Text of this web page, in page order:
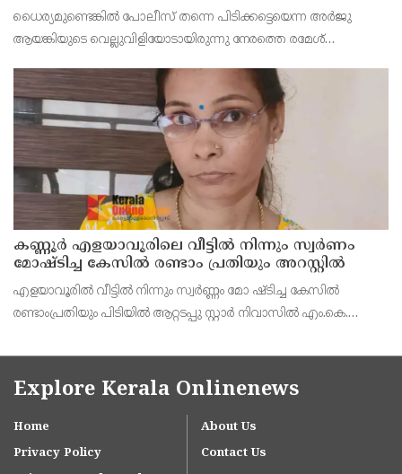
ധൈര്യമുണ്ടെങ്കില്‍ പോലീസ് തന്നെ പിടിക്കട്ടെയെന്ന അര്‍ജു
ആയങ്കിയുടെ വെല്ലുവിളിയോടായിരുന്നു നേരത്തെ രമേശ്
കണ്ണൂർ എളയാവൂരിലെ വീട്ടിൽ നിന്നും സ്വർണം
മോഷ്ടിച്ച കേസിൽ രണ്ടാം പ്രതിയും അറസ്റ്റിൽ
എളയാവൂരിൽ വീട്ടിൽ നിന്നും സ്വർണ്ണം മോ ഷ്ടിച്ച കേസിൽ
രണ്ടാംപ്രതിയും പിടിയിൽ ആറ്റടപ്പു സ്റ്റാർ നിവാസിൽ എം.കെ.
Explore Kerala Onlinenews
Home
About Us
Privacy Policy
Contact Us